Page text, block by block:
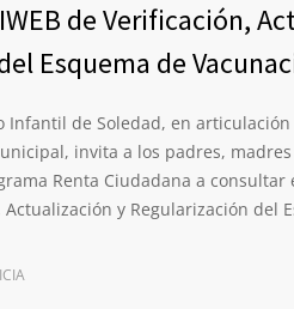
de Verificación,
Esquema de
Infantil de Soledad, en
invita a los padres,
Renta Ciudadana a consultar
Actualización y Regularización del